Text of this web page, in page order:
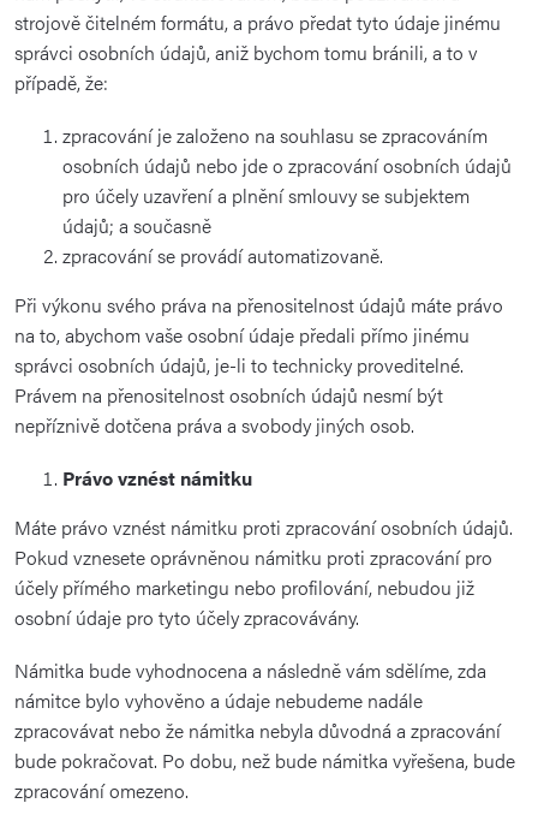
strojově čitelném formátu, a právo předat tyto údaje jinému
správci osobních údajů, aniž bychom tomu bránili, a to v
případě, že:
zpracování je založeno na souhlasu se zpracováním
osobních údajů nebo jde o zpracování osobních údajů
pro účely uzavření a plnění smlouvy se subjektem
údajů; a současně
zpracování se provádí automatizovaně.
Při výkonu svého práva na přenositelnost údajů máte právo
na to, abychom vaše osobní údaje předali přímo jinému
správci osobních údajů, je-li to technicky proveditelné.
Právem na přenositelnost osobních údajů nesmí být
nepříznivě dotčena práva a svobody jiných osob.
Právo vznést námitku
Máte právo vznést námitku proti zpracování osobních údajů.
Pokud vznesete oprávněnou námitku proti zpracování pro
účely přímého marketingu nebo profilování, nebudou již
osobní údaje pro tyto účely zpracovávány.
Námitka bude vyhodnocena a následně vám sdělíme, zda
námitce bylo vyhověno a údaje nebudeme nadále
zpracovávat nebo že námitka nebyla důvodná a zpracování
bude pokračovat. Po dobu, než bude námitka vyřešena, bude
zpracování omezeno.